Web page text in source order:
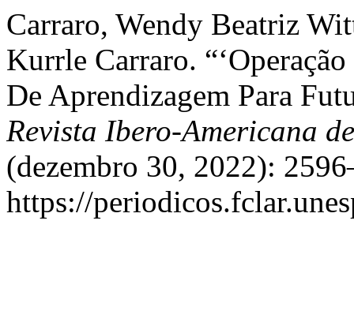
Carraro, Wendy Beatriz
Kurrle Carraro.
De Aprendizagem Para
Revista Ibero-Americana
(dezembro 30, 2022):
https://